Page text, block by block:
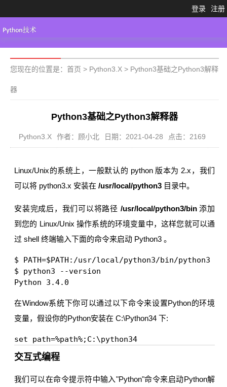
登录 注册
Python3.X 工具大全 Python代码
您现在的位置是： 首页 > Python3.X > Python3基础之Python3解释
器
Python3基础之Python3解释器
Python3.X 作者：顾小北 日期：2021-04-28 点击：2169
Linux/Unix的系统上，一般默认的 python 版本为 2.x，我们
可以将 python3.x 安装在 /usr/local/python3 目录中。
安装完成后，我们可以将路径 /usr/local/python3/bin添加
到您的 Linux/Unix 操作系统的环境变量中，这样您就可以通
过 shell 终端输入下面的命令来启动 Python3 。
$ PATH=$PATH:/usr/local/python3/bin/python3
$ python3 --version
在Window系统下你可以通过以下命令来设置Python的环境
变量，假设你的Python安装在 C:\Python34 下:
交互式编程
我们可以在命令提示符中输入"Python"命令来启动Python解